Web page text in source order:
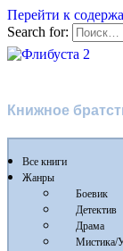
Перейти к
Search for:
Книжное
Все книги
Жанры
Боевик
Детектив
Драма
Мистика/